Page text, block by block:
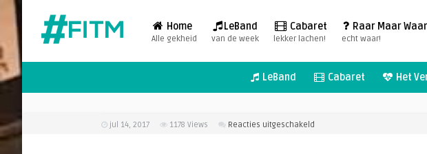
Home
Alle gekheid
LeBand
van de week
Cabaret
lekker lachen!
Raar Maar Waar
echt waar!
LeBand Cabaret Het
jul 14, 2017 1178 Views Reacties uitgeschakeld